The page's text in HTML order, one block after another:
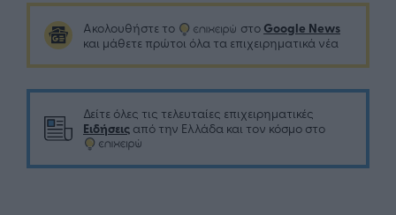
Ακολουθήστε το στο Google News
και μάθετε πρώτοι όλα τα επιχειρηματικά νέα
Δείτε όλες τις τελευταίες επιχειρηματικές
Ειδήσεις από την Ελλάδα και τον κόσμο στο